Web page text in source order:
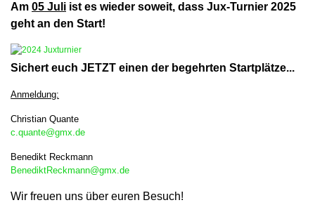
Am 05 Juli ist es wieder soweit, dass Jux-Turnier 2025
geht an den Start!
Sichert euch JETZT einen der begehrten Startplätze...
Anmeldung:
Christian Quante
c.quante@gmx.de
Benedikt Reckmann
BenediktReckmann@gmx.de
Wir freuen uns über euren Besuch!